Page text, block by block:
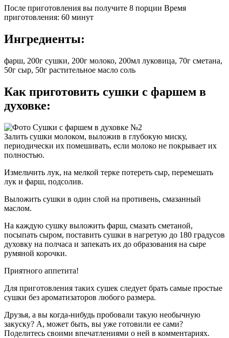
После приготовления вы получите 8 порции Время
приготовления: 60 минут
Ингредиенты:
фарш, 200г сушки, 200г молоко, 200мл луковица, 70г сметана,
50г сыр, 50г растительное масло соль
Как приготовить сушки с фаршем в
духовке:
Залить сушки молоком, выложив в глубокую миску,
периодически их помешивать, если молоко не покрывает их
полностью.
Измельчить лук, на мелкой терке потереть сыр, перемешать
лук и фарш, подсолив.
Выложить сушки в один слой на противень, смазанный
маслом.
На каждую сушку выложить фарш, смазать сметаной,
посыпать сыром, поставить сушки в нагретую до 180 градусов
духовку на полчаса и запекать их до образования на сыре
румяной корочки.
Приятного аппетита!
Для приготовления таких сушек следует брать самые простые
сушки без ароматизаторов любого размера.
Друзья, а вы когда-нибудь пробовали такую необычную
закуску? А, может быть, вы уже готовили ее сами?
Поделитесь своими впечатлениями о ней в комментариях.